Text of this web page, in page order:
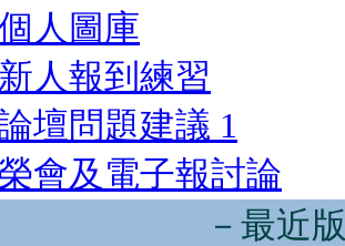
人圖庫
新人報到練習
壇問題建議 1
榮會及電子報討論
－最近